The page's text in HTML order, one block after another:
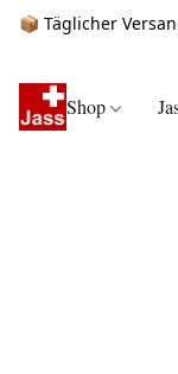
📦 Täglicher
Shop